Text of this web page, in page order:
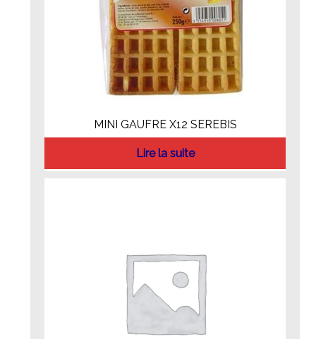
MINI GAUFRE X12 SEREBIS
Lire la suite